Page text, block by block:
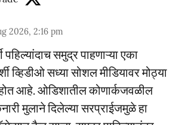
2026, 2:16 pm
पहिल्यांदाच समुद्र पाहणाऱ्या एका
व्हिडीओ सध्या सोशल मीडियावर मोठ्या
होत आहे. ओडिशातील कोणार्कजवळील
मुलाने दिलेल्या सरप्राईजमुळे हा